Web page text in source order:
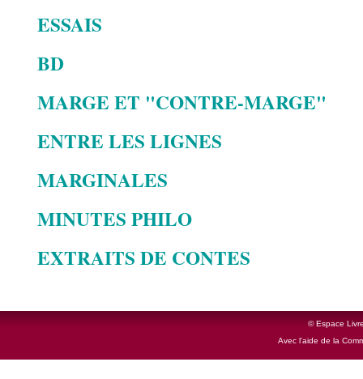
ESSAIS
BD
MARGE ET "CONTRE-MARGE"
ENTRE LES LIGNES
MARGINALES
MINUTES PHILO
EXTRAITS DE CONTES
© Espace
Avec l'aide de la